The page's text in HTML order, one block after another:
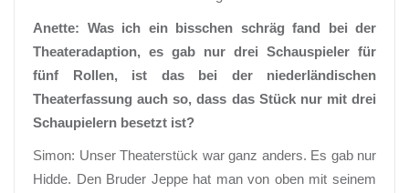
Anette: Was ich ein bisschen schräg fand bei der
Theateradaption, es gab nur drei Schauspieler für
fünf Rollen, ist das bei der niederländischen
Theaterfassung auch so, dass das Stück nur mit drei
Schaupielern besetzt ist?
Simon: Unser Theaterstück war ganz anders. Es gab nur
Hidde. Den Bruder Jeppe hat man von oben mit seinem